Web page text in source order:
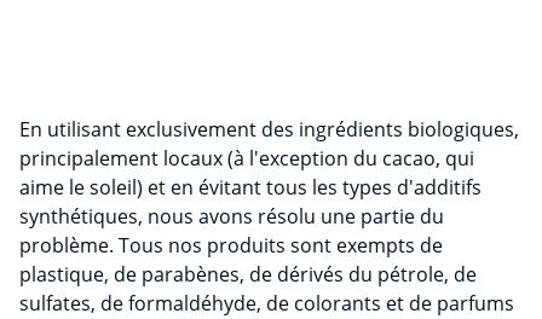
En utilisant exclusivement des ingrédients biologiques,
principalement locaux (à l'exception du cacao, qui
aime le soleil) et en évitant tous les types d'additifs
synthétiques, nous avons résolu une partie du
problème. Tous nos produits sont exempts de
plastique, de parabènes, de dérivés du pétrole, de
sulfates, de formaldéhyde, de colorants et de parfums